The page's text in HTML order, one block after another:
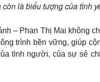
là biểu tượng của tình
– Phan Thị Mai không
trình bền vững, giúp
tình người, của sự sẻ